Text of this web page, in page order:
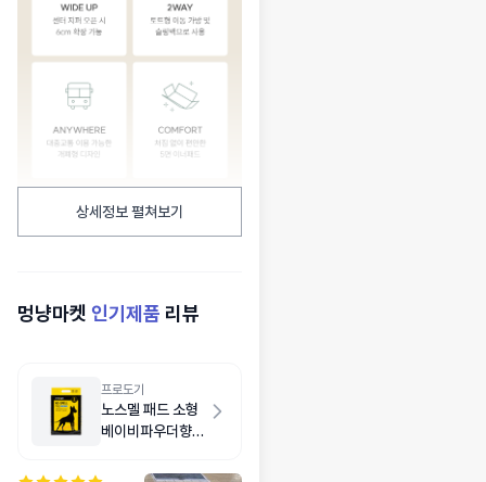
상세정보 펼쳐보기
멍냥마켓 인기제품 리뷰
프로도기
노스멜 패드 소형
베이비파우더향